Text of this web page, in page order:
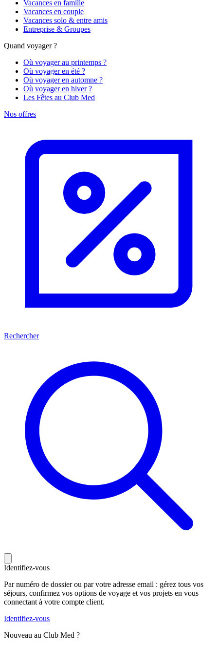
Vacances en famille
Vacances en couple
Vacances solo & entre amis
Entreprise & Groupes
Quand voyager ?
Où voyager au printemps ?
Où voyager en été ?
Où voyager en automne ?
Où voyager en hiver ?
Les Fêtes au Club Med
Nos offres
Rechercher
Identifiez-vous
Par numéro de dossier ou par votre adresse email : gérez tous vos
séjours, confirmez vos options de voyage et vos projets en vous
connectant à votre compte client.
Identifiez-vous
Nouveau au Club Med ?